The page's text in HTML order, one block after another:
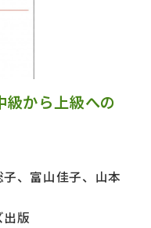
から上級への
、富山佳子、山本
版